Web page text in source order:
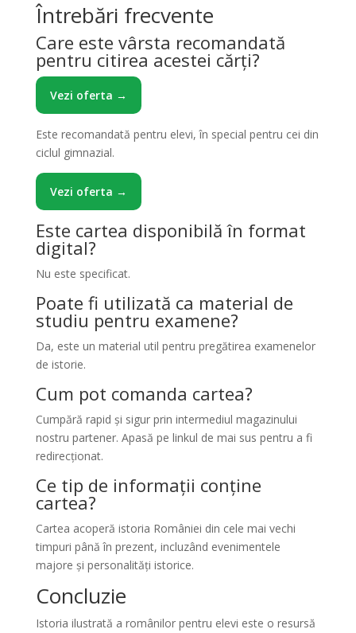
Întrebări frecvente
Care este vârsta recomandată
pentru citirea acestei cărți?
Vezi oferta →
Este recomandată pentru elevi, în special pentru cei din
ciclul gimnazial.
Vezi oferta →
Este cartea disponibilă în format
digital?
Nu este specificat.
Poate fi utilizată ca material de
studiu pentru examene?
Da, este un material util pentru pregătirea examenelor
de istorie.
Cum pot comanda cartea?
Cumpără rapid și sigur prin intermediul magazinului
nostru partener. Apasă pe linkul de mai sus pentru a fi
redirecționat.
Ce tip de informații conține
cartea?
Cartea acoperă istoria României din cele mai vechi
timpuri până în prezent, incluzând evenimentele
majore și personalități istorice.
Concluzie
Istoria ilustrată a românilor pentru elevi este o resursă